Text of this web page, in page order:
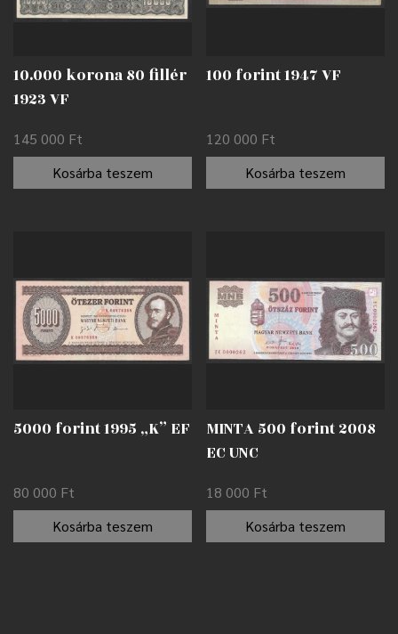
10.000 korona 80 fillér
1923 VF
145 000 Ft
Kosárba teszem
100 forint 1947 VF
120 000 Ft
Kosárba teszem
5000 forint 1995 „K” EF
80 000 Ft
Kosárba teszem
MINTA 500 forint 2008
EC UNC
18 000 Ft
Kosárba teszem